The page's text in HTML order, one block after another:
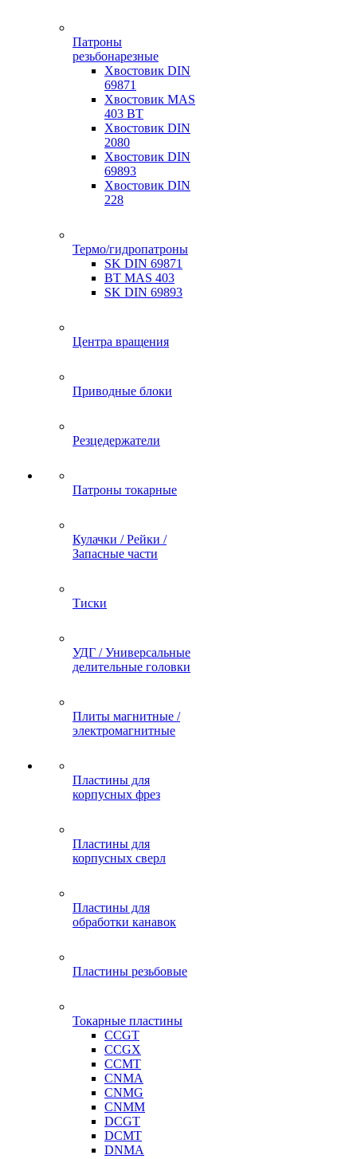
Патроны
резьбонарезные
Хвостовик DIN
69871
Хвостовик MAS
403 BT
Хвостовик DIN
2080
Хвостовик DIN
69893
Хвостовик DIN
228
Термо/гидропатроны
SK DIN 69871
BT MAS 403
SK DIN 69893
Центра вращения
Приводные блоки
Резцедержатели
Патроны токарные
Кулачки / Рейки /
Запасные части
Тиски
УДГ / Универсальные
делительные головки
Плиты магнитные /
электромагнитные
Пластины для
корпусных фрез
Пластины для
корпусных сверл
Пластины для
обработки канавок
Пластины резьбовые
Токарные пластины
CCGT
CCGX
CCMT
CNMA
CNMG
CNMM
DCGT
DCMT
DNMA